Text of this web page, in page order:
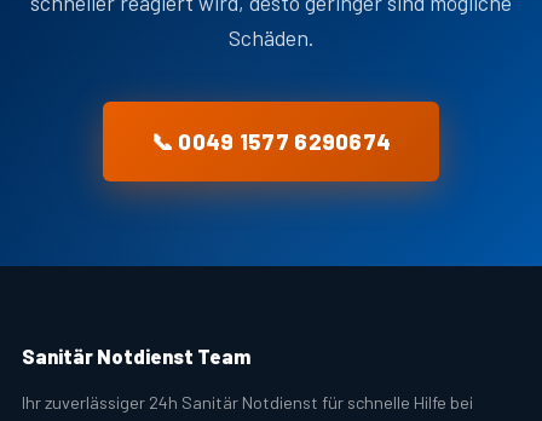
Schäden.
📞 0049 1577 6290674
Sanitär Notdienst Team
Ihr zuverlässiger 24h Sanitär Notdienst für schnelle Hilfe bei